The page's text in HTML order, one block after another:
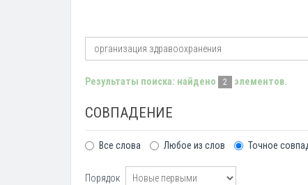
Результаты поиска: найдено 2 элементов.
СОВПАДЕНИЕ
Все слова Любое из слов Точное
Порядок